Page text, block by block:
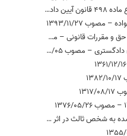
آیین‌نامه حق‌الزحمه داوری موضوع ماده 498 قانون آیین دادرسی دادگاههای عمومی و انقلاب در امور مدنی 1379 – مصوب 1380/09/20
مصوب 1393/11/27
قانون مجازات اعمال نفوذ برخلاف حق و مقررات قانونی – مصوب 1315/09/29
لایحه قانونی استقلال کانون وکلاء دادگستری – مصوب 1333/12/05
17
قانون بیمه اجباری خسارات وارد شده به شخص ثالث در اثر حوادث ناشی از وسایل نقلیه – مصوب 1395/02/20